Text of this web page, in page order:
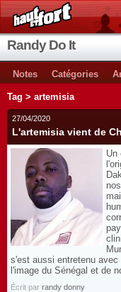
Randy Do It
Notes Catégories
Tag > artemisia
27/04/2020
L'artemisia vient de
Un
s'est aussi entretenu
l'image du Sénégal et de
Écrit par randy donny